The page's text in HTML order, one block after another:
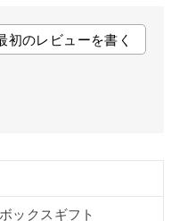
r
初のレビューを書く
ックスギフト